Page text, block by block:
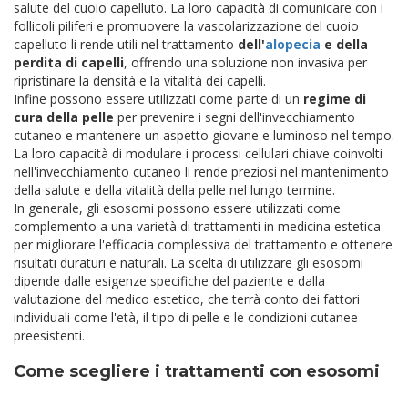
salute del cuoio capelluto. La loro capacità di comunicare con i
follicoli piliferi e promuovere la vascolarizzazione del cuoio
capelluto li rende utili nel trattamento dell'alopecia e della
perdita di capelli, offrendo una soluzione non invasiva per
ripristinare la densità e la vitalità dei capelli.
Infine possono essere utilizzati come parte di un regime di
cura della pelle per prevenire i segni dell'invecchiamento
cutaneo e mantenere un aspetto giovane e luminoso nel tempo.
La loro capacità di modulare i processi cellulari chiave coinvolti
nell'invecchiamento cutaneo li rende preziosi nel mantenimento
della salute e della vitalità della pelle nel lungo termine.
In generale, gli esosomi possono essere utilizzati come
complemento a una varietà di trattamenti in medicina estetica
per migliorare l'efficacia complessiva del trattamento e ottenere
risultati duraturi e naturali. La scelta di utilizzare gli esosomi
dipende dalle esigenze specifiche del paziente e dalla
valutazione del medico estetico, che terrà conto dei fattori
individuali come l'età, il tipo di pelle e le condizioni cutanee
preesistenti.
Come scegliere i trattamenti con esosomi